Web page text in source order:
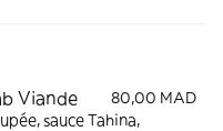
Viande
80,00 MAD
sauce Tahina,